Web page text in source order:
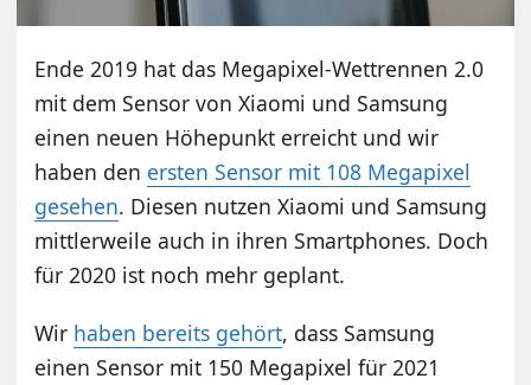
Ende 2019 hat das Megapixel-Wettrennen 2.0
mit dem Sensor von Xiaomi und Samsung
einen neuen Höhepunkt erreicht und wir
haben den ersten Sensor mit 108 Megapixel
gesehen. Diesen nutzen Xiaomi und Samsung
mittlerweile auch in ihren Smartphones. Doch
für 2020 ist noch mehr geplant.
Wir haben bereits gehört, dass Samsung
einen Sensor mit 150 Megapixel für 2021